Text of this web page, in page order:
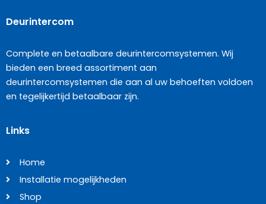
Deurintercom
Complete en betaalbare deurintercomsystemen. Wij
bieden een breed assortiment aan
deurintercomsystemen die aan al uw behoeften voldoen
en tegelijkertijd betaalbaar zijn.
Links
Home
Installatie mogelijkheden
Shop